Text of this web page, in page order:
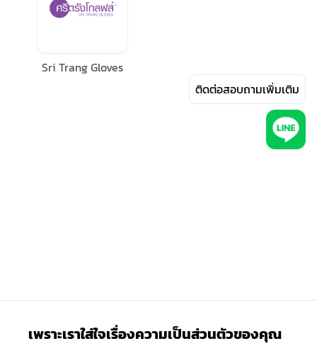
Sri Trang Gloves
เพราะเราใส่ใจเรื่องความเป็นส่วนตัวของคุณ
ติดต่อสอบถามเพิ่มเติม